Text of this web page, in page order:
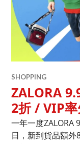
SHOPPING
ZALORA
2折 / VIP
一年一度ZALORA
日，新到貨品額